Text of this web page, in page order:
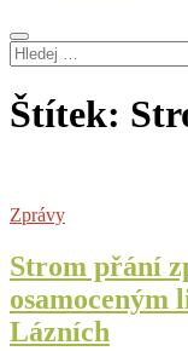
Hledej
…
Štítek:
Zprávy
Strom přání
osamoceným
Lázních